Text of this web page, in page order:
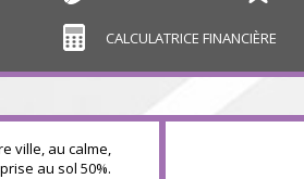
CALCULATRICE FINANCIÈRE
ville, au calme,
au sol 50%.